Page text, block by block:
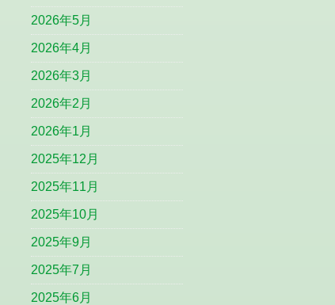
2026年5月
2026年4月
2026年3月
2026年2月
2026年1月
2025年12月
2025年11月
2025年10月
2025年9月
2025年7月
2025年6月